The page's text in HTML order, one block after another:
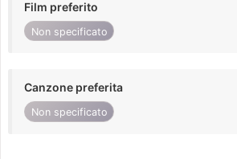
Film preferito
Non specificato
Canzone preferita
Non specificato